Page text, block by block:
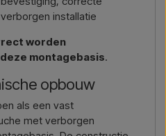
installatie
worden
montagebasis.
opbouw
als een vast
met verborgen